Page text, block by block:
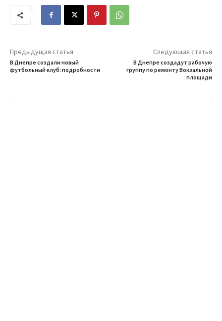
Предыдущая статья
В Днепре создали новый
футбольный клуб: подробности
Следующая статья
В Днепре создадут рабочую
группу по ремонту Вокзальной
площади